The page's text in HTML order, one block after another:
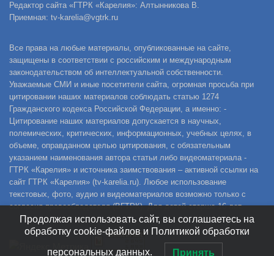
Редактор сайта «ГТРК «Карелия»: Алтынникова В.
Приемная: tv-karelia@vgtrk.ru
Все права на любые материалы, опубликованные на сайте,
защищены в соответствии с российским и международным
законодательством об интеллектуальной собственности.
Уважаемые СМИ и иные посетители сайта, огромная просьба при
цитировании наших материалов соблюдать статью 1274
Гражданского кодекса Российской Федерации, а именно: -
Цитирование наших материалов допускается в научных,
полемических, критических, информационных, учебных целях, в
объеме, оправданном целью цитирования, с обязательным
указанием наименования автора статьи либо видеоматериала -
ГТРК «Карелия» и источника заимствования – активной ссылки на
сайт ГТРК «Карелия» (tv-karelia.ru). Любое использование
текстовых, фото, аудио и видеоматериалов возможно только с
согласия правообладателя (ВГТРК). Для детей старше 16 лет.
Продолжая использовать сайт, вы соглашаетесь на
обработку cookie-файлов и Политикой обработки
персональных данных. Принять